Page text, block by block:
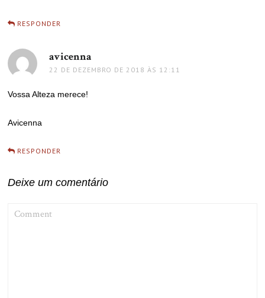
RESPONDER
avicenna
22 DE DEZEMBRO DE 2018 ÀS 12:11
Vossa Alteza merece!
Avicenna
RESPONDER
Deixe um comentário